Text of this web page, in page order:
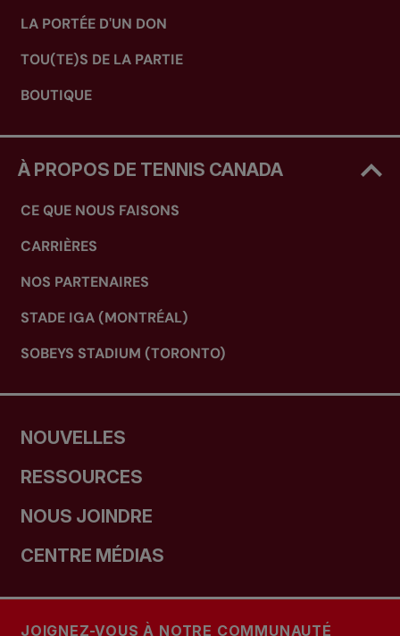
LA PORTÉE D'UN DON
TOU(TE)S DE LA PARTIE
BOUTIQUE
À PROPOS DE TENNIS CANADA
CE QUE NOUS FAISONS
CARRIÈRES
NOS PARTENAIRES
STADE IGA (MONTRÉAL)
SOBEYS STADIUM (TORONTO)
NOUVELLES
RESSOURCES
NOUS JOINDRE
CENTRE MÉDIAS
JOIGNEZ-VOUS À NOTRE COMMUNAUTÉ